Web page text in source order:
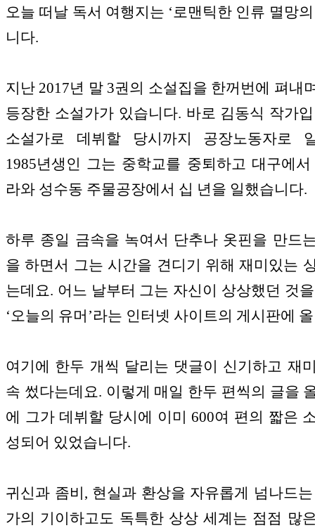
오늘 떠날 독서 여행지는 ‘로맨틱한 인류 멸망
니다.
지난 2017년 말 3권의 소설집을 한꺼번에 펴내
등장한 소설가가 있습니다. 바로 김동식 작가
소설가로 데뷔할 당시까지 공장노동자로
1985년생인 그는 중학교를 중퇴하고 대구에
라와 성수동 주물공장에서 십 년을 일했습니다.
하루 종일 금속을 녹여서 단추나 옷핀을 만드
을 하면서 그는 시간을 견디기 위해 재미있는
는데요. 어느 날부터 그는 자신이 상상했던 것
‘오늘의 유머’라는 인터넷 사이트의 게시판에
여기에 한두 개씩 달리는 댓글이 신기하고 재
속 썼다는데요. 이렇게 매일 한두 편씩의 글을
에 그가 데뷔할 당시에 이미 600여 편의 짧은
성되어 있었습니다.
귀신과 좀비, 현실과 환상을 자유롭게 넘나드
가의 기이하고도 독특한 상상 세계는 점점 많